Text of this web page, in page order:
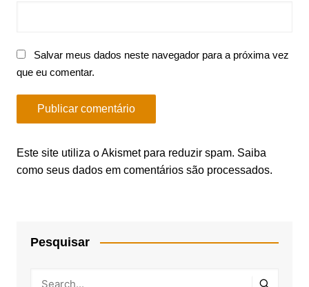
Salvar meus dados neste navegador para a próxima vez
que eu comentar.
Este site utiliza o Akismet para reduzir spam. Saiba
como seus dados em comentários são processados.
Pesquisar